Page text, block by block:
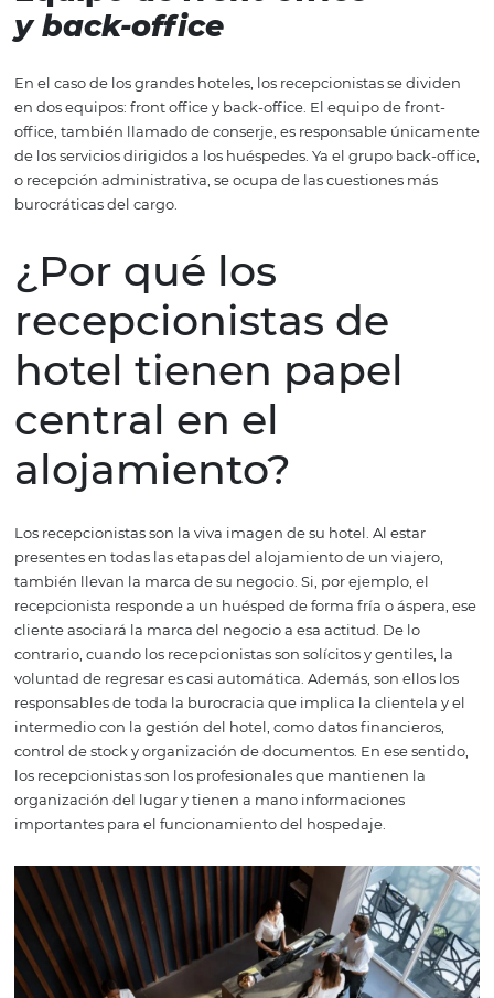
Además de las actividades enfocadas en el huésped, el
recepcionista también es el responsable de algunas
administrativas y burocráticas del hotel, como: -
acceso a ciertas habitaciones; - anotar recados; -
teléfono; - cuidar de la recepción; y - ser el mediador de
información entre los sectores de hospedaje.
y back-office
En el caso de los grandes hoteles, los recepcionistas se
en dos equipos: front office y back-office. El equipo de
office, también llamado de conserje, es responsable
de los servicios dirigidos a los huéspedes. Ya el grupo
o recepción administrativa, se ocupa de las cuestiones
burocráticas del cargo.
¿Por qué los
recepcionistas de
hotel tienen papel
central en el
alojamiento?
Los recepcionistas son la viva imagen de su hotel. Al
presentes en todas las etapas del alojamiento de un
también llevan la marca de su negocio. Si, por ejemplo,
recepcionista responde a un huésped de forma fría o
cliente asociará la marca del negocio a esa actitud. De lo